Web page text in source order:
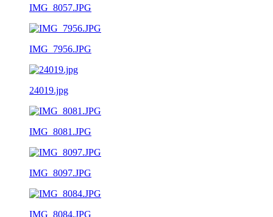
IMG_8057.JPG
IMG_7956.JPG
24019.jpg
IMG_8081.JPG
IMG_8097.JPG
IMG_8084.JPG